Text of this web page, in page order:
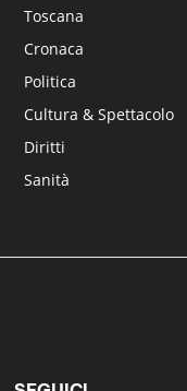
Toscana
Cronaca
Politica
Cultura & Spettacolo
Diritti
Sanità